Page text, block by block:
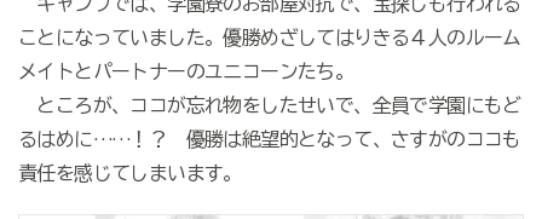
ことになっていました。優勝めざしてはりきる４人のルーム
メイトとパートナーのユニコーンたち。
ところが、ココが忘れ物をしたせいで、全員で学園にもど
るはめに……！？ 優勝は絶望的となって、さすがのココも
責任を感じてしまいます。